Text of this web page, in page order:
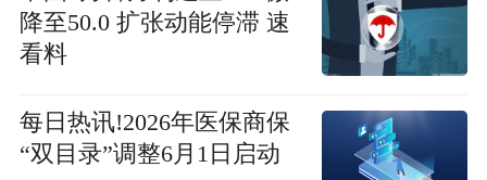
降至50.0 扩张动能停滞 速
看料
每日热讯!2026年医保商保
“双目录”调整6月1日启动